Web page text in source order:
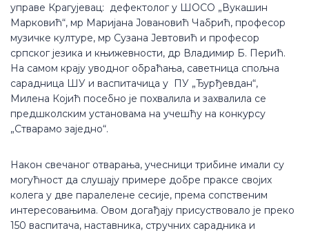
управе Крагујевац: дефектолог у ШОСО „Вукашин
Марковић“, мр Маријана Јовановић Чабрић, професор
музичке културе, мр Сузана Јевтовић и професор
српског језика и књижевности, др Владимир Б. Перић.
На самом крају уводног обраћања, саветница спољна
сарадница ШУ и васпитачица у ПУ „Ђурђевдан“,
Милена Којић посебно је похвалила и захвалила се
предшколским установама на учешћу на конкурсу
„Стварамо заједно“.
Након свечаног отварања, учесници трибине имали су
могућност да слушају примере добре праксе својих
колега у две паралелене сесије, према сопственим
интересовањима. Овом догађају присуствовало је преко
150 васпитача, наставника, стручних сарадника и